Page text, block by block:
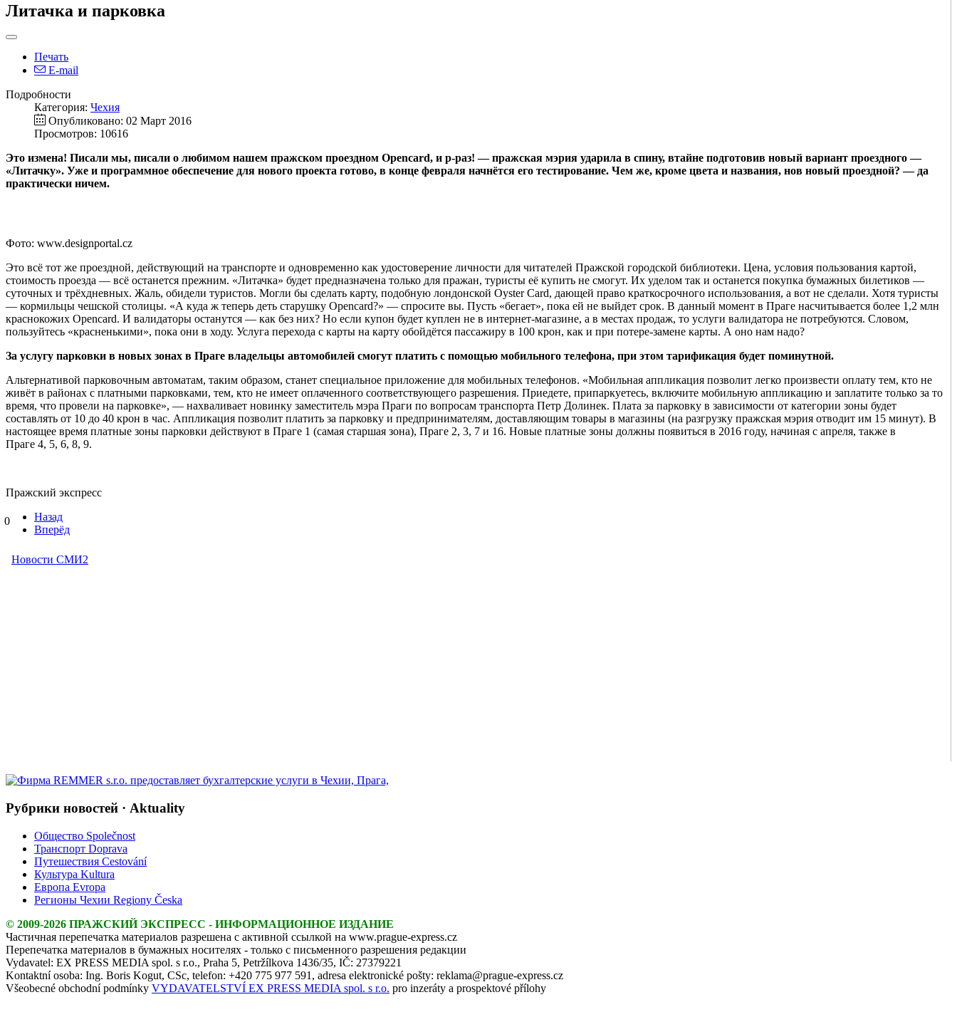
Литачка и парковка
Печать
E-mail
Подробности
Категория: Чехия
Опубликовано: 02 Март 2016
Просмотров: 10616
Это измена! Писали мы, писали о любимом нашем пражском проездном Opencard, и р-раз! — пражская мэрия ударила в спину, втайне подготовив новый вариант проездного —
«Литачку». Уже и программное обеспечение для нового проекта готово, в конце февраля начнётся его тестирование. Чем же, кроме цвета и названия, нов новый проездной? — да
практически ничем.
Фото: www.designportal.cz
Это всё тот же проездной, действующий на транспорте и одновременно как удостоверение личности для читателей Пражской городской библиотеки. Цена, условия пользования картой,
стоимость проезда — всё останется прежним. «Литачка» будет предназначена только для пражан, туристы её купить не смогут. Их уделом так и останется покупка бумажных билетиков —
суточных и трёхдневных. Жаль, обидели туристов. Могли бы сделать карту, подобную лондонской Oyster Card, дающей право краткосрочного использования, а вот не сделали. Хотя туристы
— кормильцы чешской столицы. «А куда ж теперь деть старушку Opencard?» — спросите вы. Пусть «бегает», пока ей не выйдет срок. В данный момент в Праге насчитывается более 1,2 млн
краснокожих Opencard. И валидаторы останутся — как без них? Но если купон будет куплен не в интернет-магазине, а в местах продаж, то услуги валидатора не потребуются. Словом,
пользуйтесь «красненькими», пока они в ходу. Услуга перехода с карты на карту обойдётся пассажиру в 100 крон, как и при потере-замене карты. А оно нам надо?
За услугу парковки в новых зонах в Праге владельцы автомобилей смогут платить с помощью мобильного телефона, при этом тарификация будет поминутной.
Альтернативой парковочным автоматам, таким образом, станет специальное приложение для мобильных телефонов. «Мобильная аппликация позволит легко произвести оплату тем, кто не
живёт в районах с платными парковками, тем, кто не имеет оплаченного соответствующего разрешения. Приедете, припаркуетесь, включите мобильную аппликацию и заплатите только за то
время, что провели на парковке», — нахваливает новинку заместитель мэра Праги по вопросам транспорта Петр Долинек. Плата за парковку в зависимости от категории зоны будет
составлять от 10 до 40 крон в час. Аппликация позволит платить за парковку и предпринимателям, доставляющим товары в магазины (на разгрузку пражская мэрия отводит им 15 минут). В
настоящее время платные зоны парковки действуют в Праге 1 (самая старшая зона), Праге 2, 3, 7 и 16. Новые платные зоны должны появиться в 2016 году, начиная с апреля, также в
Праге 4, 5, 6, 8, 9.
Пражский экспресс
0
Назад
Вперёд
Рубрики новостей · Aktuality
Общество Společnost
Транспорт Doprava
Путешествия Cestování
Культура Kultura
Европа Evropa
Регионы Чехии Regiony Česka
© 2009-2026 ПРАЖСКИЙ ЭКСПРЕСС - ИНФОРМАЦИОННОЕ ИЗДАНИЕ
Частичная перепечатка материалов разрешена с активной ссылкой на www.prague-express.cz
Перепечатка материалов в бумажных носителях - только с письменного разрешения редакции
Vydavatel: EX PRESS MEDIA spol. s r.o., Praha 5, Petržílkova 1436/35, IČ: 27379221
Kontaktní osoba: Ing. Boris Kogut, CSc, telefon: +420 775 977 591, adresa elektronické pošty: reklama@prague-express.cz
Všeobecné obchodní podmínky VYDAVATELSTVÍ EX PRESS MEDIA spol. s r.o. pro inzeráty a prospektové přílohy